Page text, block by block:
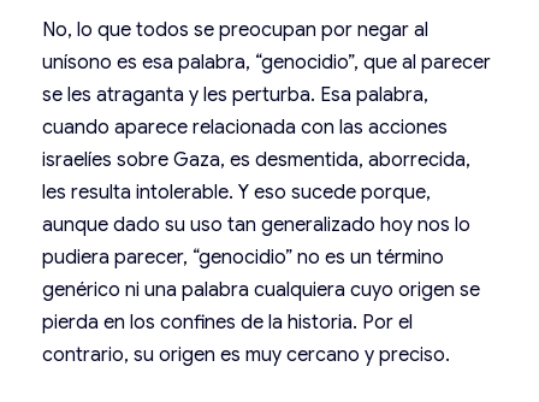
No, lo que todos se preocupan por negar al
unísono es esa palabra, “genocidio”, que al parecer
se les atraganta y les perturba. Esa palabra,
cuando aparece relacionada con las acciones
israelíes sobre Gaza, es desmentida, aborrecida,
les resulta intolerable. Y eso sucede porque,
aunque dado su uso tan generalizado hoy nos lo
pudiera parecer, “genocidio” no es un término
genérico ni una palabra cualquiera cuyo origen se
pierda en los confines de la historia. Por el
contrario, su origen es muy cercano y preciso.